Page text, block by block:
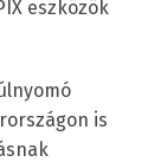
eszközök
is